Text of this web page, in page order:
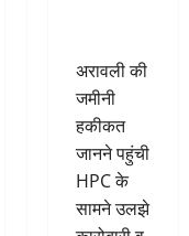
अरावली की
जमीनी
हकीकत
जानने पहुंची
HPC के
सामने उलझे